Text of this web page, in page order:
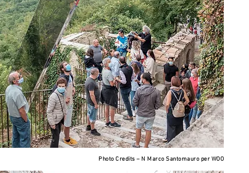
Photo Credits – N Marco Santomauro per WOO